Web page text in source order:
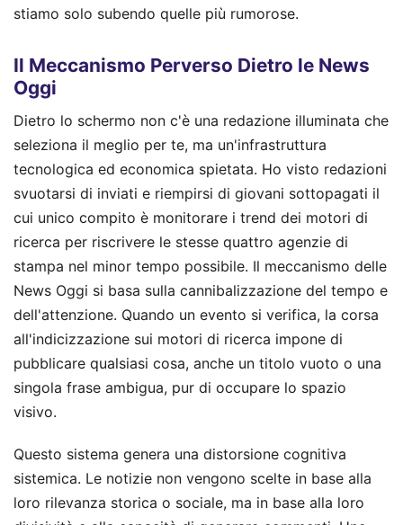
stiamo solo subendo quelle più rumorose.
Il Meccanismo Perverso Dietro le News
Oggi
Dietro lo schermo non c'è una redazione illuminata che
seleziona il meglio per te, ma un'infrastruttura
tecnologica ed economica spietata. Ho visto redazioni
svuotarsi di inviati e riempirsi di giovani sottopagati il
cui unico compito è monitorare i trend dei motori di
ricerca per riscrivere le stesse quattro agenzie di
stampa nel minor tempo possibile. Il meccanismo delle
News Oggi si basa sulla cannibalizzazione del tempo e
dell'attenzione. Quando un evento si verifica, la corsa
all'indicizzazione sui motori di ricerca impone di
pubblicare qualsiasi cosa, anche un titolo vuoto o una
singola frase ambigua, pur di occupare lo spazio
visivo.
Questo sistema genera una distorsione cognitiva
sistemica. Le notizie non vengono scelte in base alla
loro rilevanza storica o sociale, ma in base alla loro